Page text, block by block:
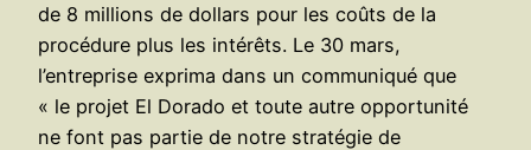
de 8 millions de dollars pour les coûts de la
procédure plus les intérêts. Le 30 mars,
l’entreprise exprima dans un communiqué que
« le projet El Dorado et toute autre opportunité
ne font pas partie de notre stratégie de